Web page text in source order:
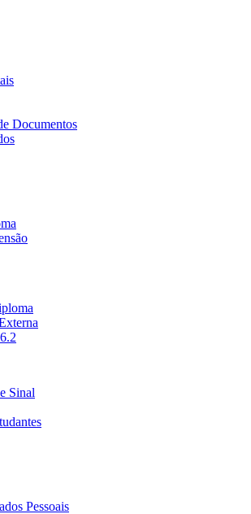
Documentos
Sinal
Pessoais